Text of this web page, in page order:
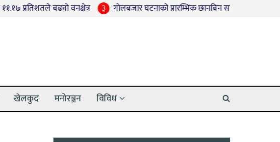
बढ्यो वनक्षेत्र ३ गोलबजार घटनाको प्रारम्भिक छानबिन सकियो, प्रतिवेदन बुझाउने
खेलकुद मनोरञ्जन विविध